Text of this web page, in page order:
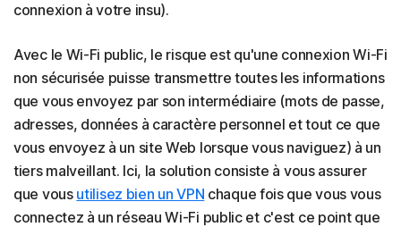
connexion à votre insu).
Avec le Wi-Fi public, le risque est qu'une connexion Wi-Fi
non sécurisée puisse transmettre toutes les informations
que vous envoyez par son intermédiaire (mots de passe,
adresses, données à caractère personnel et tout ce que
vous envoyez à un site Web lorsque vous naviguez) à un
tiers malveillant. Ici, la solution consiste à vous assurer
que vous utilisez bien un VPN chaque fois que vous vous
connectez à un réseau Wi-Fi public et c'est ce point que